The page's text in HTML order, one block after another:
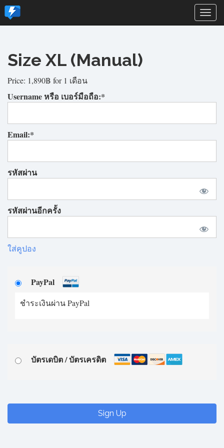
Size XL (Manual)
Price: 1,890฿ for 1 เดือน
Username หรือ เบอร์มือถือ:*
Email:*
รหัสผ่าน
รหัสผ่านอีกครั้ง
ใส่คูปอง
PayPal
ชำระเงินผ่าน PayPal
บัตรเดบิต / บัตรเครดิต
No val